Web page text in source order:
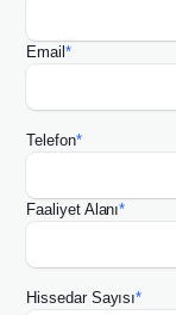
Email*
Telefon*
Faaliyet Alanı*
Hissedar Sayısı*